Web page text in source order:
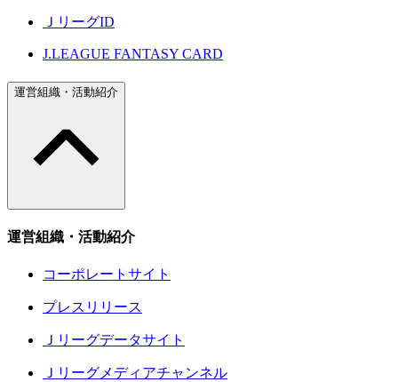
ＪリーグID
J.LEAGUE FANTASY CARD
運営組織・活動紹介
運営組織・活動紹介
コーポレートサイト
プレスリリース
Ｊリーグデータサイト
Ｊリーグメディアチャンネル